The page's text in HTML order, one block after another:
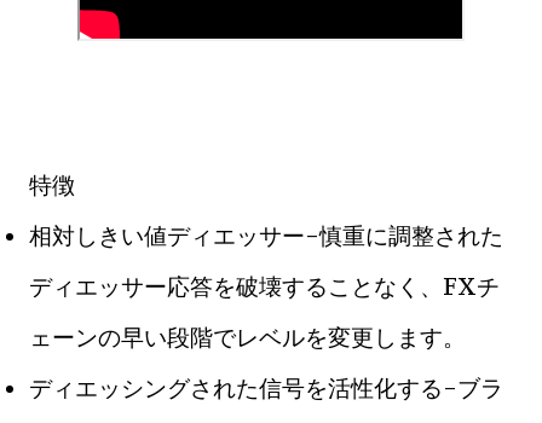
特徴
相対しきい値ディエッサー-慎重に調整された
ディエッサー応答を破壊することなく、FXチ
ェーンの早い段階でレベルを変更します。
ディエッシングされた信号を活性化する-ブラ